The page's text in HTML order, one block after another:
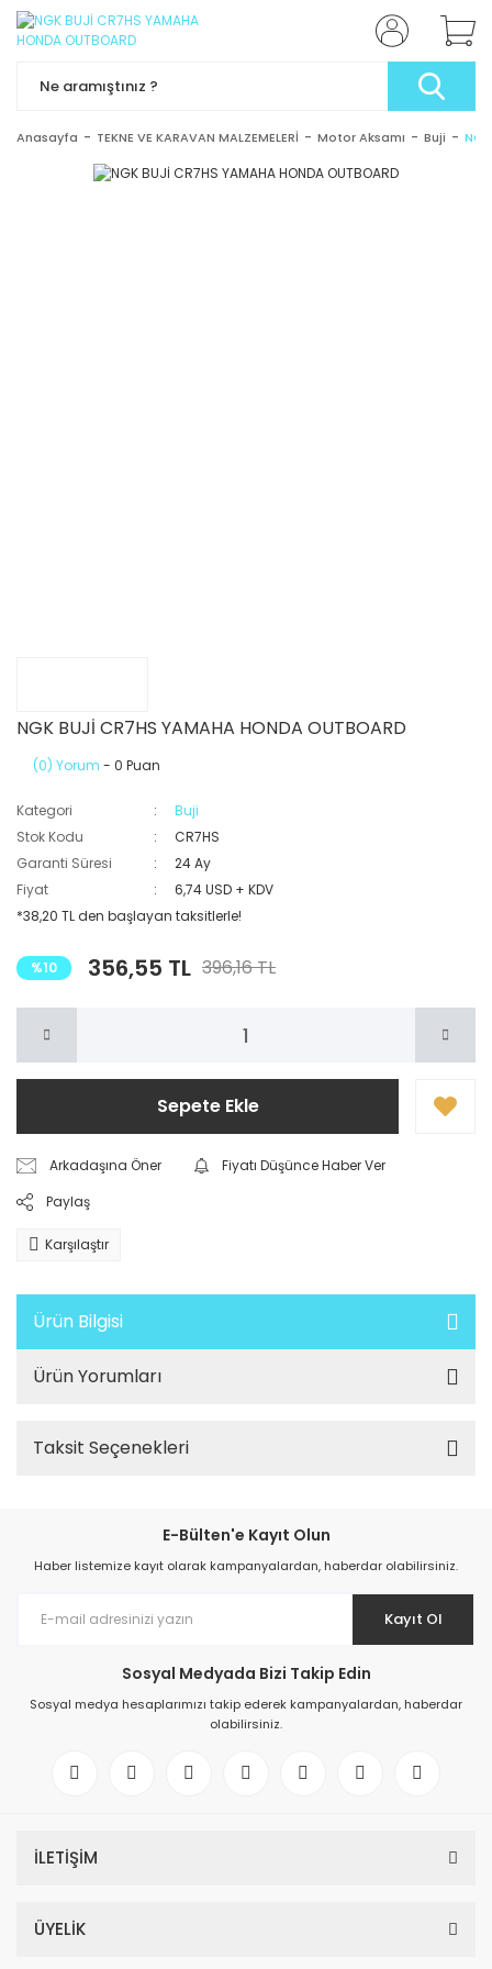
Anasayfa TEKNE VE KARAVAN MALZEMELERİ Motor Aksamı Buji
NGK BUJİ CR7HS YAMAHA HONDA OUTBOARD
(0) Yorum - 0 Puan
Kategori
Buji
Stok Kodu
CR7HS
Garanti Süresi
24 Ay
Fiyat
6,74 USD + KDV
*38,20 TL den başlayan taksitlerle!
%10 356,55 TL 396,16 TL
Sepete Ekle
Arkadaşına Öner
Fiyatı Düşünce Haber Ver
Paylaş
Karşılaştır
Ürün Bilgisi
Ürün Yorumları
Taksit Seçenekleri
E-Bülten'e Kayıt Olun
Haber listemize kayıt olarak kampanyalardan, haberdar olabilirsiniz.
Kayıt Ol
Sosyal Medyada Bizi Takip Edin
Sosyal medya hesaplarımızı takip ederek kampanyalardan, haberdar
olabilirsiniz.
İLETİŞİM
ÜYELİK